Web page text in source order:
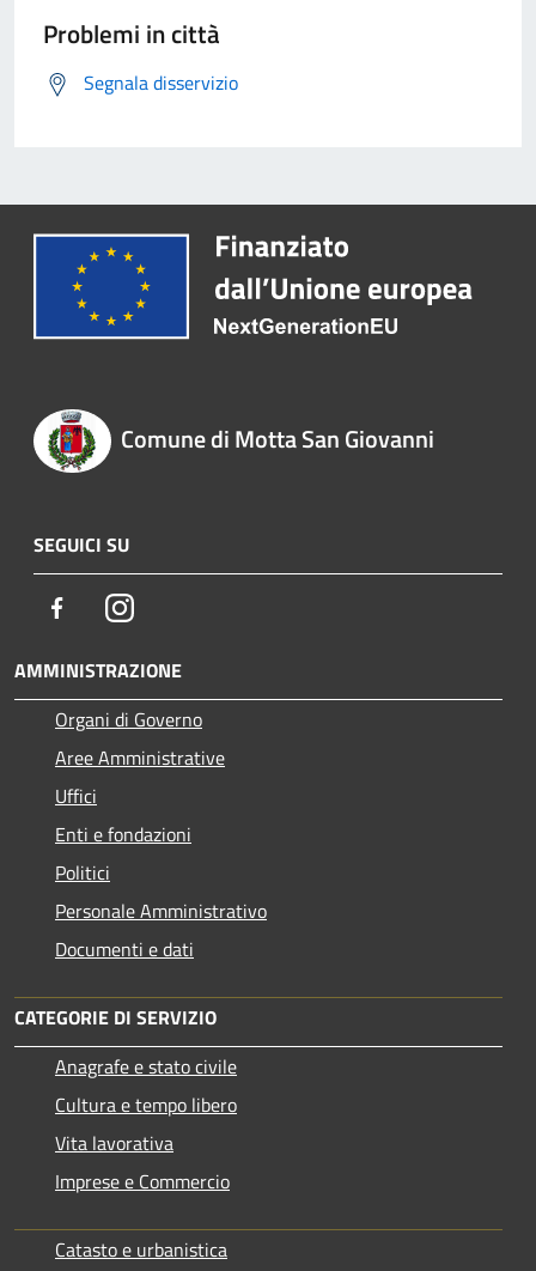
Problemi in città
Segnala disservizio
Comune di Motta San Giovanni
SEGUICI SU
FacebookInstagram
AMMINISTRAZIONE
Organi di Governo
Aree Amministrative
Uffici
Enti e fondazioni
Politici
Personale Amministrativo
Documenti e dati
CATEGORIE DI SERVIZIO
Anagrafe e stato civile
Cultura e tempo libero
Vita lavorativa
Imprese e Commercio
Catasto e urbanistica